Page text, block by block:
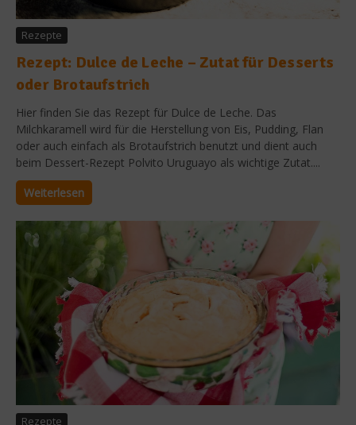
Rezepte
Rezept: Dulce de Leche – Zutat für Desserts
oder Brotaufstrich
Hier finden Sie das Rezept für Dulce de Leche. Das
Milchkaramell wird für die Herstellung von Eis, Pudding, Flan
oder auch einfach als Brotaufstrich benutzt und dient auch
beim Dessert-Rezept Polvito Uruguayo als wichtige Zutat....
Weiterlesen
Rezepte